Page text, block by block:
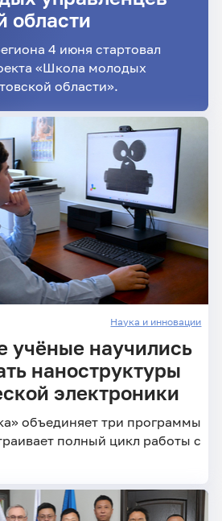
области
4 июня стартовал
«Школа молодых
области».
Наука и инновации
учёные научились
наноструктуры
электроники
объединяет три программы
полный цикл работы с